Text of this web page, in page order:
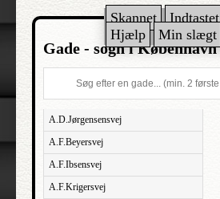
Skannet Indtastet
Hjælp
Min slægt
Gade - sogn i København
A.D.Jørgensensvej
A.F.Beyersvej
A.F.Ibsensvej
A.F.Krigersvej